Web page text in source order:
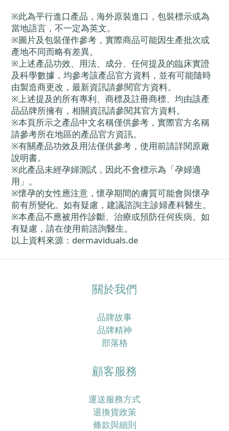
※此為平行進口產品，海外原裝進口，包裝標示或為
當地語言，不一定為英文。
※圖片及包裝僅作參考，實際商品可能因生產批次或
產地不同而略有差異。
※上述產品功效、用法、成分、任何提及的臨床實證
及科學數據，均參考該產品官方資料，並有可能隨時
由製造商更改，最新資訊請參閱官方資料。
※上述提及的所有專利、商標及註冊商標、均由該產
品品牌所擁有，相關資訊請參閱其官方資料。
※本頁所示之產品中文名稱僅供參考，實際官方名稱
請參考所在地區的產品官方資訊。
※有關產品功效及用法僅供參考，使用前請詳閱原廠
說明書。
※此產品未經孕婦測試，因此不會標示為「孕婦適
用」。
※懷孕的女性應注意，懷孕期間的膚質可能會與懷孕
前有所變化。如有疑慮，建議諮詢主診婦產科醫生。
※本產品不應被用作診斷、治療或預防任何疾病。如
有疑慮，請在使用前諮詢醫生。
以上資料來源：dermaviduals.de
關於我們
品牌故事
品牌精神
部落格
顧客服務
運送服務方式
退換貨政策
條款與細則